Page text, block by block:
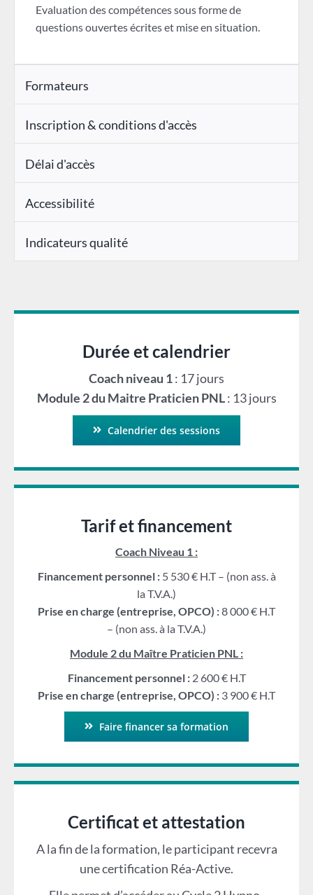
Evaluation des compétences sous forme de
questions ouvertes écrites et mise en situation.
Formateurs
Inscription & conditions d'accès
Délai d'accès
Accessibilité
Indicateurs qualité
Durée et calendrier
Coach niveau 1: 17 jours
Module 2 du Maitre Praticien PNL: 13 jours
Calendrier des sessions
Tarif et financement
Coach Niveau 1 :
Financement personnel : 5 530 € H.T – (non ass. à
la T.V.A.)
Prise en charge (entreprise, OPCO) :8 000 € H.T
– (non ass. à la T.V.A.)
Module 2 du Maître Praticien PNL :
Financement personnel : 2 600 € H.T
Prise en charge (entreprise, OPCO) : 3 900 € H.T
Faire financer sa formation
Certificat et attestation
A la fin de la formation, le participant recevra
une certification Réa-Active.